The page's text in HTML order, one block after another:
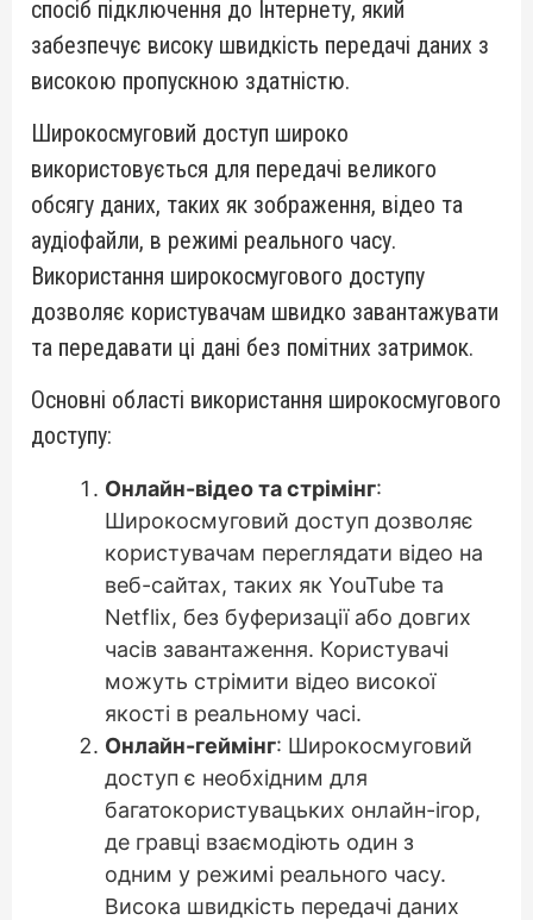
спосіб підключення до Інтернету, який
забезпечує високу швидкість передачі даних з
високою пропускною здатністю.
Широкосмуговий доступ широко
використовується для передачі великого
обсягу даних, таких як зображення, відео та
аудіофайли, в режимі реального часу.
Використання широкосмугового доступу
дозволяє користувачам швидко завантажувати
та передавати ці дані без помітних затримок.
Основні області використання широкосмугового
доступу:
Онлайн-відео та стрімінг:
Широкосмуговий доступ дозволяє
користувачам переглядати відео на
веб-сайтах, таких як YouTube та
Netflix, без буферизації або довгих
часів завантаження. Користувачі
можуть стрімити відео високої
якості в реальному часі.
Онлайн-геймінг: Широкосмуговий
доступ є необхідним для
багатокористувацьких онлайн-ігор,
де гравці взаємодіють один з
одним у режимі реального часу.
Висока швидкість передачі даних